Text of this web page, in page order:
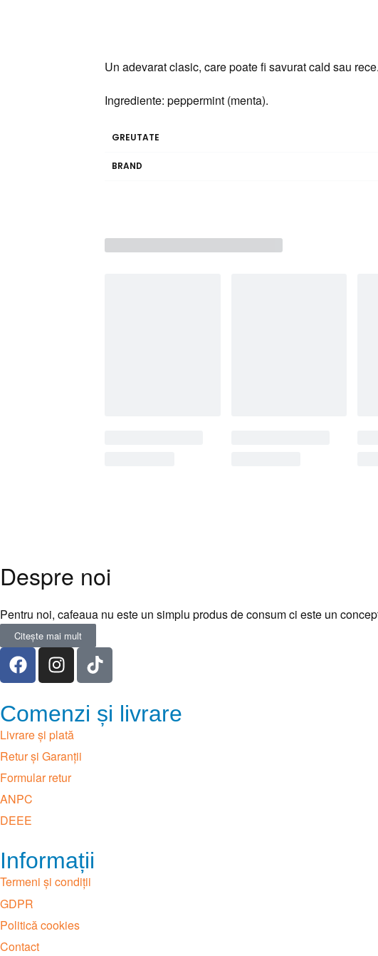
Un adevarat clasic, care poate fi savurat cald sau rece.
Ingrediente: peppermint (menta).
GREUTATE
BRAND
Despre noi
Pentru noi, cafeaua nu este un simplu produs de consum ci este un
Citește mai mult
Comenzi și livrare
Livrare și plată
Retur și Garanții
Formular retur
ANPC
DEEE
Informații
Termeni și condiții
GDPR
Politică cookies
Contact